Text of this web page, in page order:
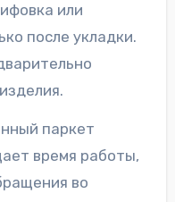
или
после укладки.
паркет
время работы,
во